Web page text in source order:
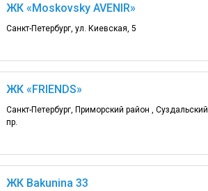
ЖК «Moskovsky AVENIR»
Санкт-Петербург, ул. Киевская, 5
ЖК «FRIENDS»
Санкт-Петербург, Приморский район , Суздальский
пр.
ЖК Bakunina 33